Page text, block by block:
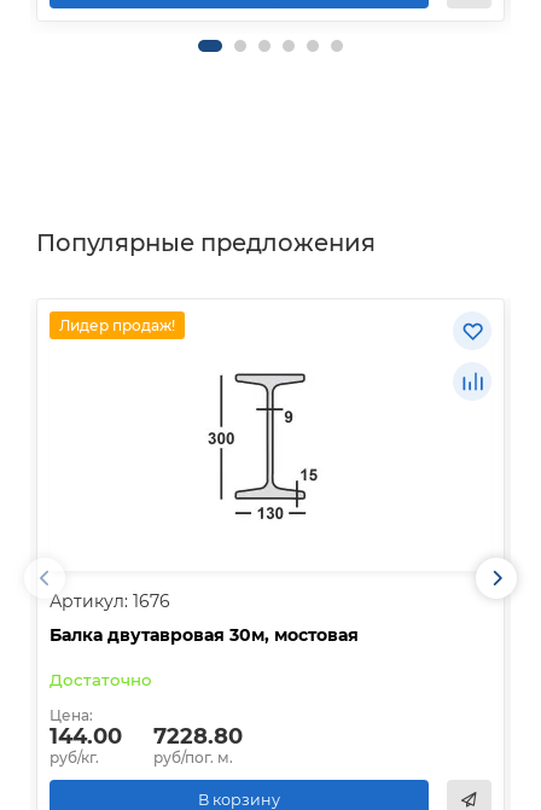
Популярные предложения
Лидер продаж!
Артикул: 1676
Балка двутавровая 30м, мостовая
Достаточно
Цена:
144.00
руб/кг.
7228.80
руб/пог. м.
В корзину